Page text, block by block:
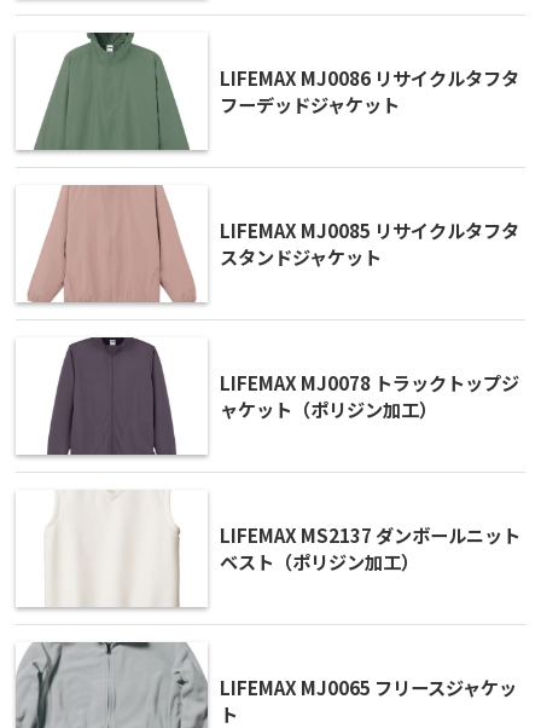
LIFEMAX MJ0086 リサイクルタフタ
フーデッドジャケット
LIFEMAX MJ0085 リサイクルタフタ
スタンドジャケット
LIFEMAX MJ0078 トラックトップジ
ャケット（ポリジン加工）
LIFEMAX MS2137 ダンボールニット
ベスト（ポリジン加工）
LIFEMAX MJ0065 フリースジャケッ
ト